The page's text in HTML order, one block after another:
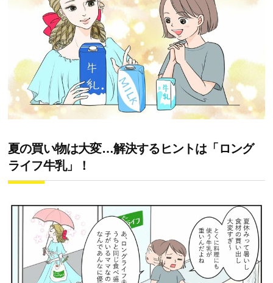
夏の買い物は大変…解決するヒントは「ロング
ライフ牛乳」！